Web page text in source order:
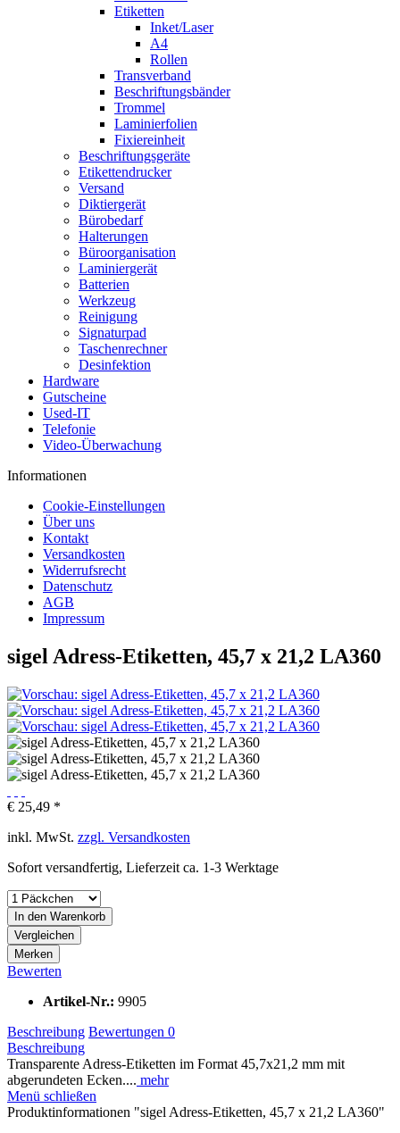
Etiketten
Inket/Laser
A4
Rollen
Transverband
Beschriftungsbänder
Trommel
Laminierfolien
Fixiereinheit
Beschriftungsgeräte
Etikettendrucker
Versand
Diktiergerät
Bürobedarf
Halterungen
Büroorganisation
Laminiergerät
Batterien
Werkzeug
Reinigung
Signaturpad
Taschenrechner
Desinfektion
Hardware
Gutscheine
Used-IT
Telefonie
Video-Überwachung
Informationen
Cookie-Einstellungen
Über uns
Kontakt
Versandkosten
Widerrufsrecht
Datenschutz
AGB
Impressum
sigel Adress-Etiketten, 45,7 x 21,2 LA360
€ 25,49 *
inkl. MwSt. zzgl. Versandkosten
Sofort versandfertig, Lieferzeit ca. 1-3 Werktage
In den Warenkorb
Vergleichen
Merken
Bewerten
Artikel-Nr.: 9905
Beschreibung Bewertungen 0
Beschreibung
Transparente Adress-Etiketten im Format 45,7x21,2 mm mit
abgerundeten Ecken.... mehr
Menü schließen
Produktinformationen "sigel Adress-Etiketten, 45,7 x 21,2 LA360"